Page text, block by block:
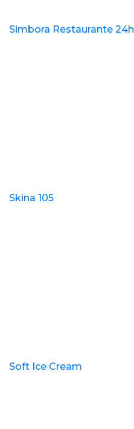
Simbora Restaurante 24h
Skina 105
Soft Ice Cream